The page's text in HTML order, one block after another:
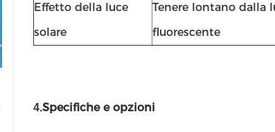
Effetto della luce
solare
Tenere lontano dalla
fluorescente
4.Specifiche e opzioni